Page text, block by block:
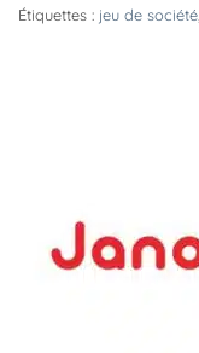
Étiquettes : jeu de société